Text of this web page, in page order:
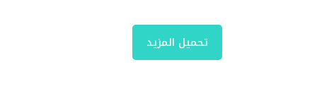
تحميل المزيد